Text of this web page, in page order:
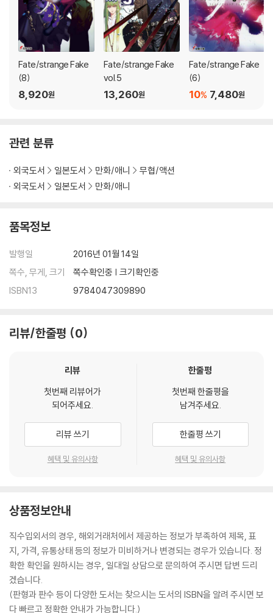
Fate/strange Fake
(8)
8,920원
Fate/strange Fake
vol.5
13,260원
Fate/strange Fake
(6)
7,480원
10%
관련 분류
외국도서 일본도서 만화/애니
무협/액션
외국도서
일본도서 만화/애니
품목정보
발행일
2016년 01월 14일
쪽수, 무게, 크기
쪽수확인중 | 크기확인중
ISBN13
9784047309890
리뷰/한줄평 0
리뷰
첫번째 리뷰어가
되어주세요.
리뷰 쓰기
혜택 및 유의사항
한줄평
첫번째 한줄평을
남겨주세요.
한줄평 쓰기
혜택 및 유의사항
상품정보안내
직수입외서의 경우, 해외거래처에서 제공하는 정보가 부족하여 제목, 표
지, 가격, 유통상태 등의 정보가 미비하거나 변경되는 경우가 있습니다. 정
확한 확인을 원하시는 경우, 일대일 상담으로 문의하여 주시면 답변 드리
겠습니다.
(판형과 판수 등이 다양한 도서는 찾으시는 도서의 ISBN을 알려 주시면 보
다 빠르고 정확한 안내가 가능합니다.)